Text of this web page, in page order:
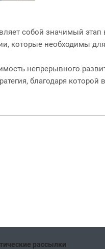
собой значимый
которые необходимы
непрерывного
благодаря
рассылки